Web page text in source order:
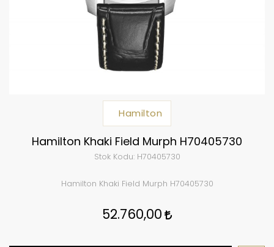
Hamilton
Hamilton Khaki Field Murph H70405730
Stok Kodu:H70405730
Hamilton Khaki Field Murph H70405730
52.760,00